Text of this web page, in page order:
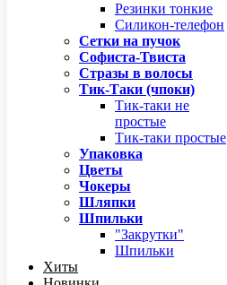
Резинки тонкие
Силикон-телефон
Сетки на пучок
Софиста-Твиста
Стразы в волосы
Тик-Таки (чпоки)
Тик-таки не
простые
Тик-таки простые
Упаковка
Цветы
Чокеры
Шляпки
Шпильки
"Закрутки"
Шпильки
Хиты